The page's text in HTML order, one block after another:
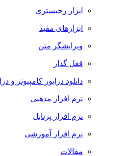
ابزار رجیستری
ابزارهای مفید
ویرایشگر متن
قفل گذار
دانلود درایور کامپیوتر و
نرم افزار مذهبی
نرم افزار پرتابل
نرم افزار آموزشی
مقالات